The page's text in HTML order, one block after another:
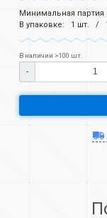
Минимальная партия
В упаковке:
1 шт.
В наличии >100 шт.
-